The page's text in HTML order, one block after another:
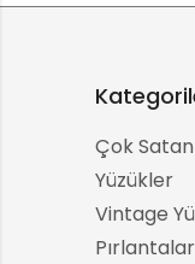
Çok
Yüzükler
Vintage
Pırlantalar